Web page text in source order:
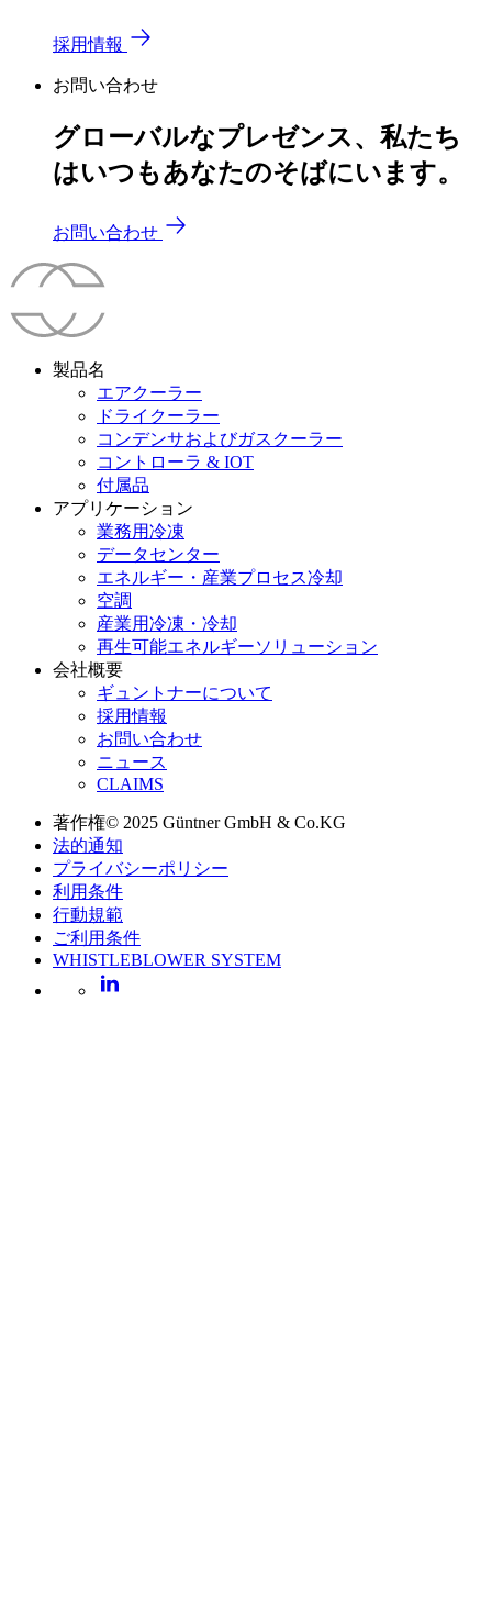
採用情報
お問い合わせ
グローバルなプレゼンス、私たち
はいつもあなたのそばにいます。
お問い合わせ
製品名
エアクーラー
ドライクーラー
コンデンサおよびガスクーラー
コントローラ & IOT
付属品
アプリケーション
業務用冷凍
データセンター
エネルギー・産業プロセス冷却
空調
産業用冷凍・冷却
再生可能エネルギーソリューション
会社概要
ギュントナーについて
採用情報
お問い合わせ
ニュース
CLAIMS
著作権© 2025 Güntner GmbH & Co.KG
法的通知
プライバシーポリシー
利用条件
行動規範
ご利用条件
WHISTLEBLOWER SYSTEM